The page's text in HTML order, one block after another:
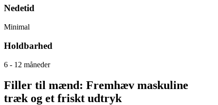
Nedetid
Minimal
Holdbarhed
6 - 12 måneder
Filler til mænd: Fremhæv maskuline
træk og et friskt udtryk